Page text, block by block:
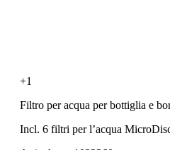
+1
Filtro per acqua per bottiglia e
Incl. 6 filtri per l’acqua